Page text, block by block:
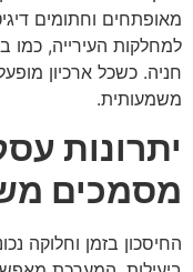
מאופתחים וחתומים
למחלקות העירייה, כמו
חניה. כשכל ארכיון
משמעותית.
יתרונות
מסמכים
החיסכון בזמן וחלוקה